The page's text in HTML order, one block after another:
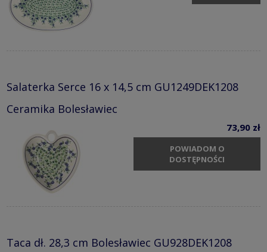
Salaterka Serce 16 x 14,5 cm GU1249DEK1208
Ceramika Bolesławiec
73,90 zł
POWIADOM O
DOSTĘPNOŚCI
Taca dł. 28,3 cm Bolesławiec GU928DEK1208